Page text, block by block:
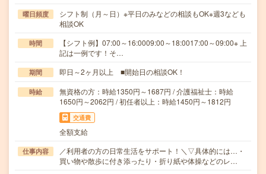
曜日頻度
シフト制（月～日）※平日のみなどの相談もOK※週3なども
相談OK
時間
【シフト例】07:00～16:0009:00～18:0017:00～09:00※ 上
記は一例です！そ…
期間 即日～2ヶ月以上 ■開始日の相談OK！
時給
無資格の方：時給1350円～1687円 / 介護福祉士：時給
1650円～2062円 / 初任者以上：時給1450円～1812円
交通費
全額支給
仕事内容
／利用者の方の日常生活をサポート！＼▽具体的には…・
買い物や散歩に付き添ったり・折り紙や体操などのレ…